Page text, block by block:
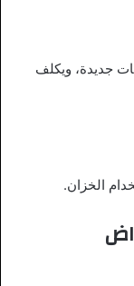
جديدة، ويكلف
الخزان.